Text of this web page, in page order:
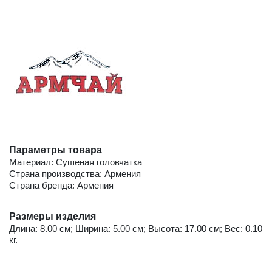
Параметры товара
Материал: Сушеная головчатка
Страна производства: Армения
Страна бренда: Армения
Размеры изделия
Длина: 8.00 см; Ширина: 5.00 см; Высота: 17.00 см; Вес: 0.10
кг.